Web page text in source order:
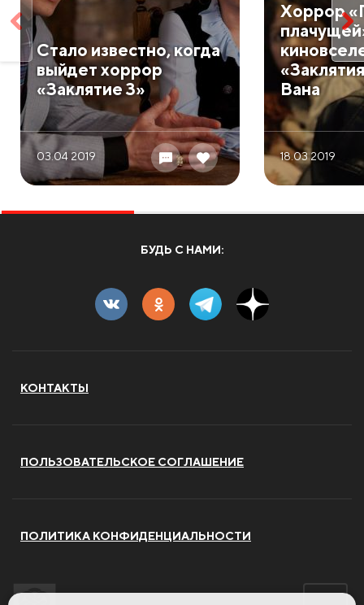
Стало известно, когда
выйдет хоррор
«Заклятие 3»
03.04 2019
Хоррор
Вана
18.03 2019
БУДЬ С НАМИ:
КОНТАКТЫ
ПОЛЬЗОВАТЕЛЬСКОЕ СОГЛАШЕНИЕ
ПОЛИТИКА КОНФИДЕНЦИАЛЬНОСТИ